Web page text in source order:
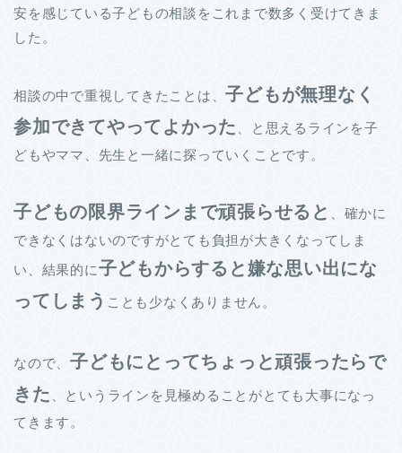
安を感じている子どもの相談をこれまで数多く受けてきま
した。
相談の中で重視してきたことは、子どもが無理なく
参加できてやってよかった
、と思えるラインを子
どもやママ、先生と一緒に探っていくことです。
子どもの限界ラインまで頑張らせる と
、確かに
できなくはないのですがとても負担が大きくなってしま
い、結果的に子どもからすると嫌な思い出にな
ってしまう ことも少なくありません。
なので、子どもにとってちょっと頑張ったらで
きた 、というラインを見極めることがとても大事になっ
てきます。